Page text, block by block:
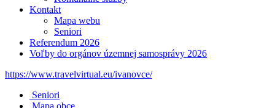
Kontakt
Mapa webu
Seniori
Referendum 2026
Voľby do orgánov územnej samosprávy 2026
https://www.travelvirtual.eu/ivanovce/
Seniori
Mapa obce